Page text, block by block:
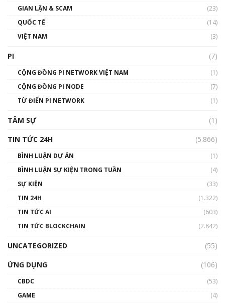
gió ấm
Talkshow 14: MemeCoin – Trò đùa tỷ đô
01:29:26
GIAN LẬN & SCAM
(23)
QUỐC TẾ
(14)
VIỆT NAM
(3)
PI (7)
CỘNG ĐỒNG PI NETWORK VIỆT NAM
(1)
CỘNG ĐỒNG PI NODE
(7)
TỪ ĐIỂN PI NETWORK
(1)
TÂM SỰ
(1)
TIN TỨC 24H
(5.866)
BÌNH LUẬN DỰ ÁN
(1)
BÌNH LUẬN SỰ KIỆN TRONG TUẦN
(4)
SỰ KIỆN
(33)
TIN 24H
(1.322)
TIN TỨC AI
(603)
TIN TỨC BLOCKCHAIN
(2.842)
UNCATEGORIZED
(55)
ỨNG DỤNG
(106)
CBDC
(53)
GAME
(4)